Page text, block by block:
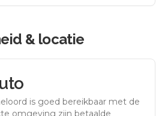
& locatie
is goed bereikbaar met de
omgeving zijn betaalde